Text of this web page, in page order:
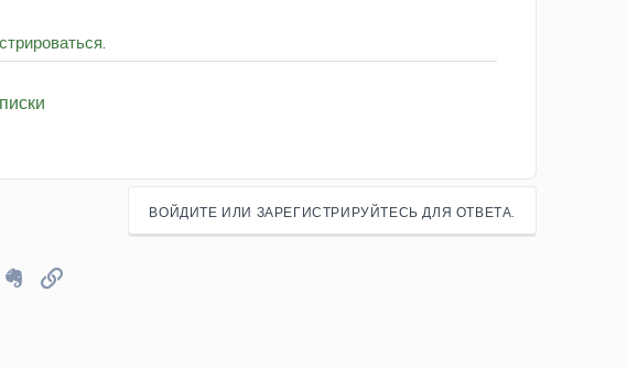
.
ВОЙДИТЕ ИЛИ ЗАРЕГИСТРИРУЙТЕСЬ ДЛЯ ОТВЕТА.
почтаEvernoteСсылка